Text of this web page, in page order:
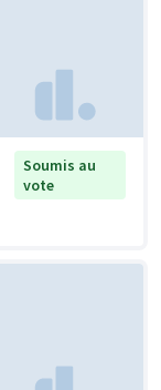
Soumis au
vote